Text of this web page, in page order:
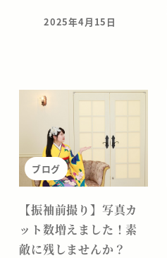
投稿日
2025年4月15日
ブログ
【振袖前撮り】写真カ
ット数増えました！素
敵に残しませんか？